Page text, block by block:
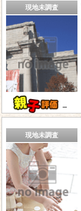
現地未調査
－
現地未調査